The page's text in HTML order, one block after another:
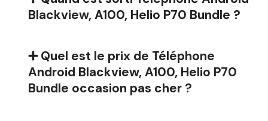
Blackview, A100, Helio P70 Bundle ?
➕ Quel est le prix de Téléphone
Android Blackview, A100, Helio P70
Bundle occasion pas cher ?